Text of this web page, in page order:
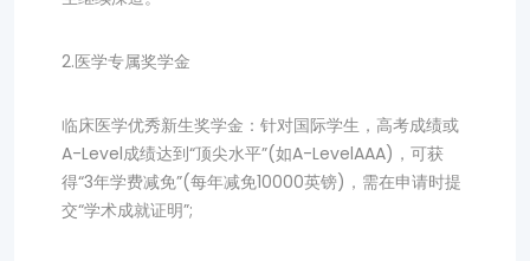
2.医学专属奖学金
临床医学优秀新生奖学金：针对国际学生，高考成绩或
A-Level成绩达到“顶尖水平”(如A-LevelAAA)，可获
得“3年学费减免”(每年减免10000英镑)，需在申请时提
交“学术成就证明”;